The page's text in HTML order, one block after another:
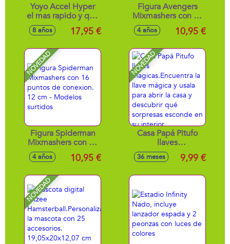
Yoyo Accel Hyper
el mas rapido y que
mas gira del
mundo. 11x17x4
surtidos
8 años 17,95 €
Figura Avengers
Mixmashers con 16
puntos de
conexion 12 cm. -
4 años 10,95 €
NOVEDAD
Figura Spiderman
Mixmashers con 16
puntos de
conexion. 12 cm -
4 años 10,95 €
NOVEDAD
Casa Papá Pitufo
llaves
magicas.Encuentra
la llave mágica y
esconde en su
interior.
36 meses 9,99 €
NOVEDAD